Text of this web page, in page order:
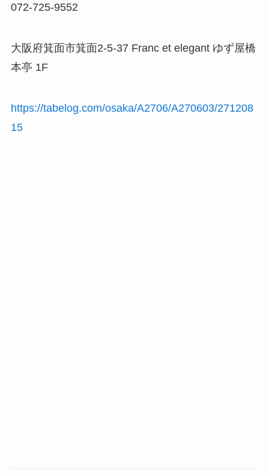
072-725-9552
大阪府箕面市箕面2-5-37 Franc et elegant ゆず屋橋
本亭 1F
https://tabelog.com/osaka/A2706/A270603/271208
15